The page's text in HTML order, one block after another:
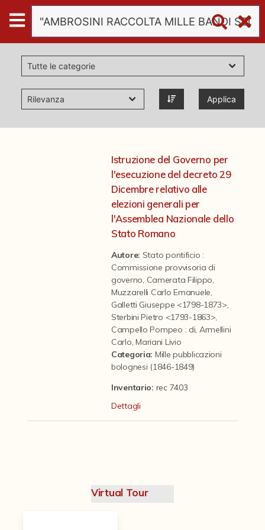
Digital
Humanities
Donazioni
Pubblicazioni
Il progetto Digital Humanities
Applica
Istruzione del Governo per
l'esecuzione del decreto 29
Dicembre relativo alle
elezioni generali per
l'Assemblea Nazionale dello
Stato Romano
Autore: Stato pontificio :
Commissione provvisoria di
governo Camerata Filippo
Muzzarelli Carlo Emanuele
Galletti Giuseppe <1798-1873>
Sterbini Pietro <1793-1863>
Campello Pompeo : di Armellini
Carlo ,Mariani Livio
Categoria: Mille pubblicazioni
bolognesi (1846-1849)
Inventario: rec 7403
Dettagli
Virtual Tour